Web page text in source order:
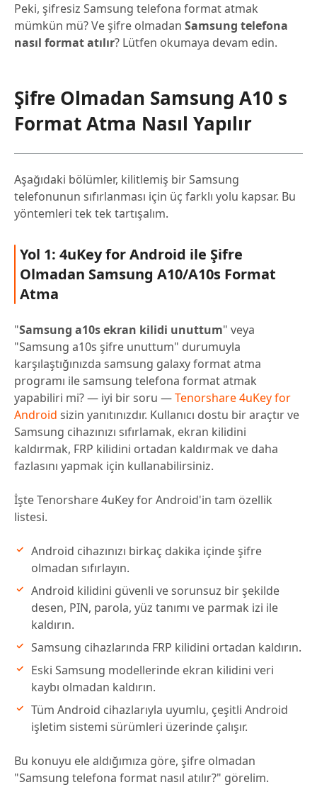
Peki, şifresiz Samsung telefona format atmak
mümkün mü? Ve şifre olmadan Samsung telefona
nasıl format atılır? Lütfen okumaya devam edin.
Şifre Olmadan Samsung A10 s
Format Atma Nasıl Yapılır
Aşağıdaki bölümler, kilitlemiş bir Samsung
telefonunun sıfırlanması için üç farklı yolu kapsar. Bu
yöntemleri tek tek tartışalım.
Yol 1: 4uKey for Android ile Şifre
Olmadan Samsung A10/A10s Format
Atma
"Samsung a10s ekran kilidi unuttum" veya
"Samsung a10s şifre unuttum" durumuyla
karşılaştığınızda samsung galaxy format atma
programı ile samsung telefona format atmak
yapabiliri mi? — iyi bir soru —Tenorshare 4uKey for
Android sizin yanıtınızdır. Kullanıcı dostu bir araçtır ve
Samsung cihazınızı sıfırlamak, ekran kilidini
kaldırmak, FRP kilidini ortadan kaldırmak ve daha
fazlasını yapmak için kullanabilirsiniz.
İşte Tenorshare 4uKey for Android'in tam özellik
listesi.
Android cihazınızı birkaç dakika içinde şifre
olmadan sıfırlayın.
Android kilidini güvenli ve sorunsuz bir şekilde
desen, PIN, parola, yüz tanımı ve parmak izi ile
kaldırın.
Samsung cihazlarında FRP kilidini ortadan kaldırın.
Eski Samsung modellerinde ekran kilidini veri
kaybı olmadan kaldırın.
Tüm Android cihazlarıyla uyumlu, çeşitli Android
işletim sistemi sürümleri üzerinde çalışır.
Bu konuyu ele aldığımıza göre, şifre olmadan
"Samsung telefona format nasıl atılır?" görelim.